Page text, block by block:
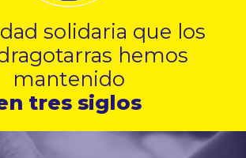
solidaria que los
hemos
mantenido
tres siglos